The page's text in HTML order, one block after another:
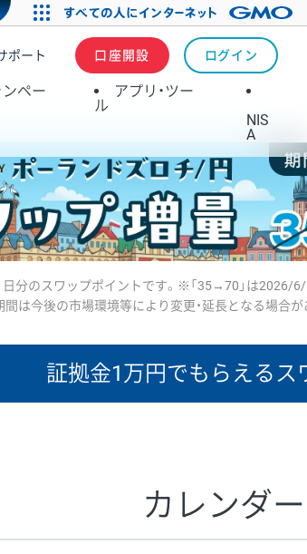
ポート 口座開設 ログイン
ペー
アプリ・ツー
ル
NIS
A
分のスワップポイントです。※「35→70」は2026/6/
は今後の市場環境等により変更・延長となる場合が
証拠金1万円でもらえるス
あたりの
ポイント
カレンダー